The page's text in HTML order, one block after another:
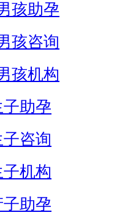
孩助孕
孩咨询
孩机构
助孕
咨询
机构
助孕